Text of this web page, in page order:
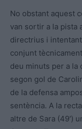
No obstant aquest
van sortir a la pista
directrius i
conjunt
deu minuts per a la
segon gol de
de la defensa
sentència. A la
altre de Sara (49′)